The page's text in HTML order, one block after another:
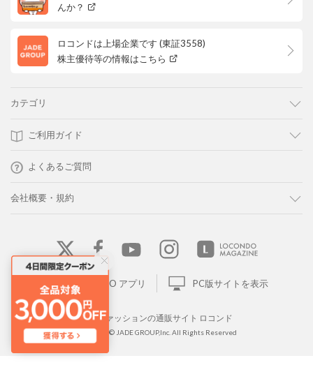
んか？
ロコンドは上場企業です (東証3558)
株主優待等の情報はこちら
カテゴリ
ご利用ガイド
よくあるご質問
会社概要・規約
LOCONDO アプリ PC版サイトを表示
靴とファッションの通販サイト ロコンド
Copyright © JADE GROUP,Inc. All Rights Reserved